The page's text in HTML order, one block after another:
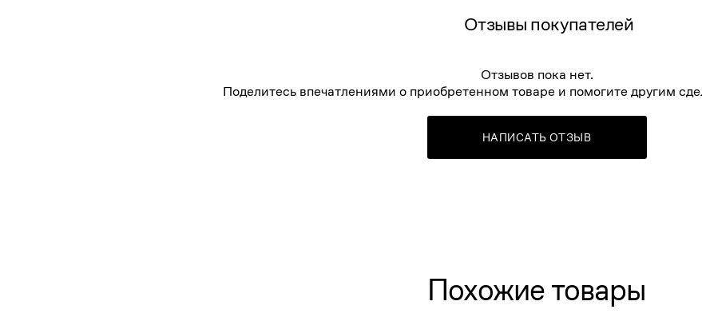
Отзывы покупателей
Отзывов пока нет.
Поделитесь впечатлениями о приобретенном товаре и помогите другим
НАПИСАТЬ ОТЗЫВ